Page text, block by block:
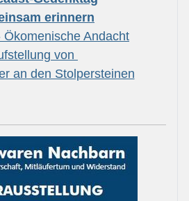
erinnern
Ökomenische Andacht
von
an den Stolpersteinen